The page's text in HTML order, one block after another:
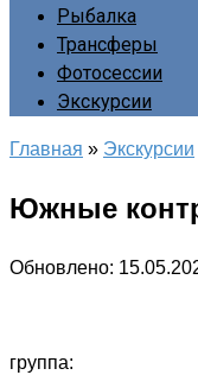
Рыбалка
Трансферы
Фотосессии
Экскурсии
Главная » Экскурсии
Южные
Обновлено:
группа: